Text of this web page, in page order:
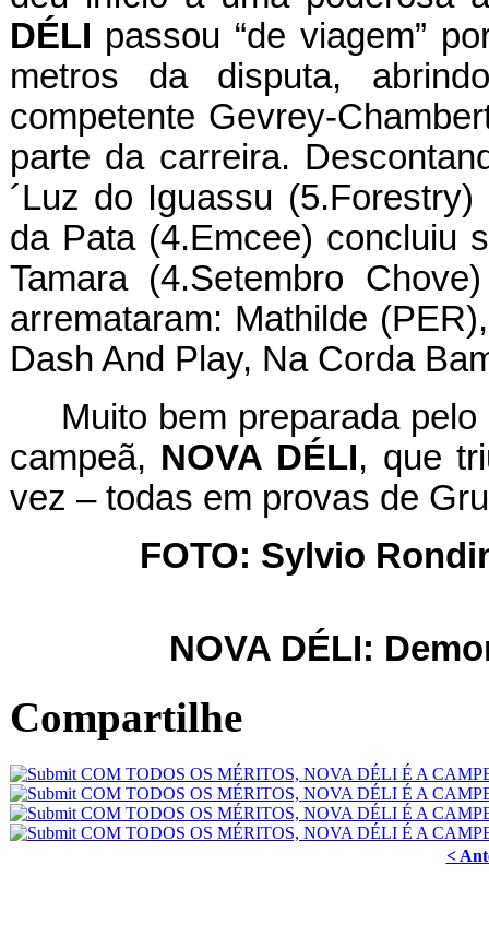
DÉLI passou “de viagem”
metros da disputa,
competente Gevrey-
parte da carreira.
´Luz do Iguassu
da Pata (4.Emcee) concluiu
Tamara (4.Setembro
arremataram: Mathilde
Dash And Play, Na Corda
Muito bem preparada
campeã, NOVA DÉLI, que
vez – todas em provas de
FOTO: Sylvio
NOVA DÉLI:
Compartilhe
<